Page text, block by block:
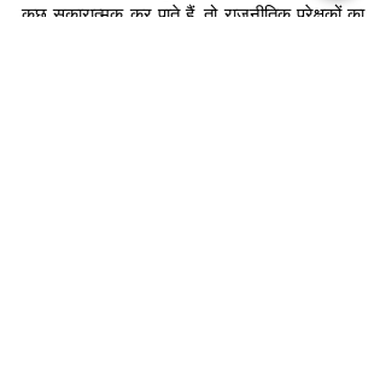
कुछ सकारात्मक कर पाते हैं, तो राजनीतिक प्रेक्षकों का